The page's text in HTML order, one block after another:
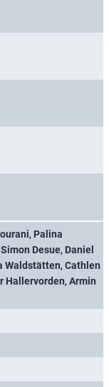
, Palina
Simon Desue, Daniel
Waldstätten, Cathlen
Hallervorden, Armin